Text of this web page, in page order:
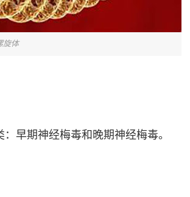
旋体
早期神经梅毒和晚期神经梅毒。